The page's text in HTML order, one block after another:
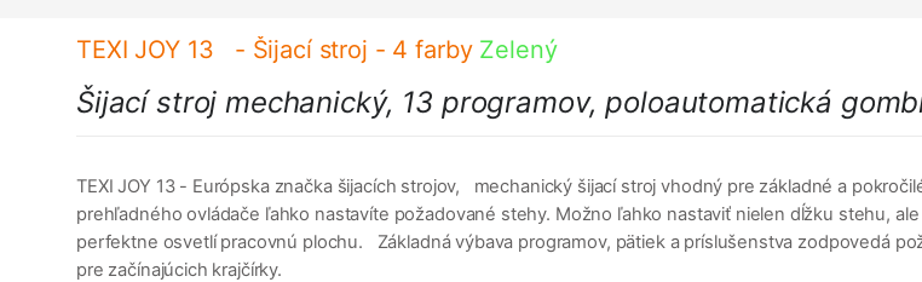
TEXI JOY 13 - Šijací stroj - 4 farby Zelený
Šijací stroj mechanický, 13 programov, poloautomatická
TEXI JOY 13 - Európska značka šijacích strojov, mechanický šijací stroj vhodný pre základné a
prehľadného ovládače ľahko nastavíte požadované stehy. Možno ľahko nastaviť nielen dĺžku stehu,
perfektne osvetlí pracovnú plochu. Základná výbava programov, pätiek a príslušenstva zodpovedá
pre začínajúcich krajčírky.